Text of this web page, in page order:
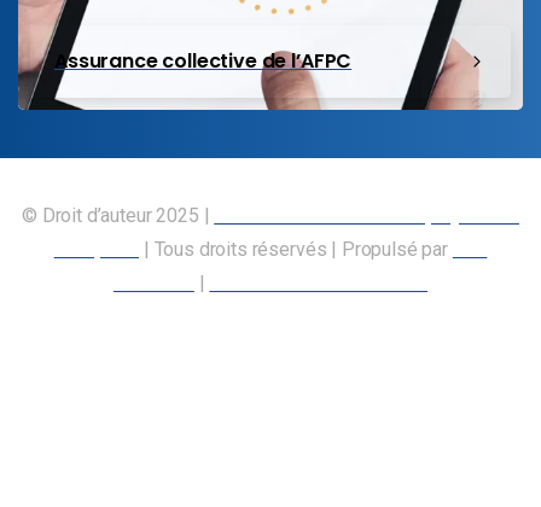
Assurance collective de l’AFPC
© Droit d’auteur 2025 |
| Tous droits réservés | Propulsé par
|